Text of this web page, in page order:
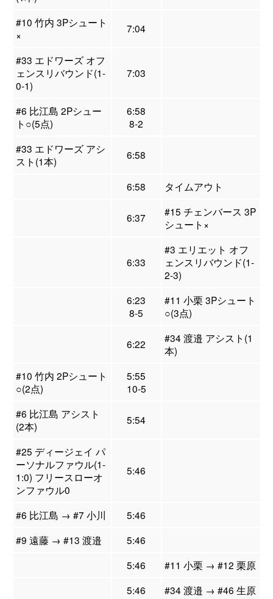
#10 竹内 3Pシュート
×
7:04
#33 エドワーズ オフ
ェンスリバウンド(1-
0-1)
7:03
#6 比江島 2Pシュー
ト○(5点)
6:58
8-2
#33 エドワーズ アシ
スト(1本)
6:58
6:58 タイムアウト
6:37
#15 チェンバース 3P
シュート×
6:33
#3 エリエット オフ
ェンスリバウンド(1-
2-3)
6:23
8-5
#11 小栗 3Pシュート
○(3点)
6:22
#34 渡邉 アシスト(1
本)
#10 竹内 2Pシュート
○(2点)
5:55
10-5
#6 比江島 アシスト
(2本)
5:54
#25 ディージェイ パ
ーソナルファウル(1-
1:0) フリースローオ
ンファウル0
5:46
#6 比江島 → #7 小川
5:46
#9 遠藤 → #13 渡邉
5:46
5:46
#11 小栗 → #12 栗原
5:46
#34 渡邉 → #46 生原